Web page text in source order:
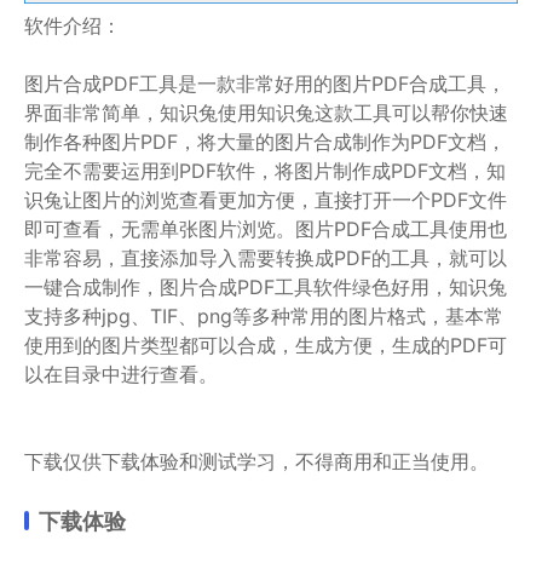
软件介绍：
图片合成PDF工具是一款非常好用的图片PDF合成工具，
界面非常简单，知识兔使用知识兔这款工具可以帮你快速
制作各种图片PDF，将大量的图片合成制作为PDF文档，
完全不需要运用到PDF软件，将图片制作成PDF文档，知
识兔让图片的浏览查看更加方便，直接打开一个PDF文件
即可查看，无需单张图片浏览。图片PDF合成工具使用也
非常容易，直接添加导入需要转换成PDF的工具，就可以
一键合成制作，图片合成PDF工具软件绿色好用，知识兔
支持多种jpg、TIF、png等多种常用的图片格式，基本常
使用到的图片类型都可以合成，生成方便，生成的PDF可
以在目录中进行查看。
下载仅供下载体验和测试学习，不得商用和正当使用。
下载体验